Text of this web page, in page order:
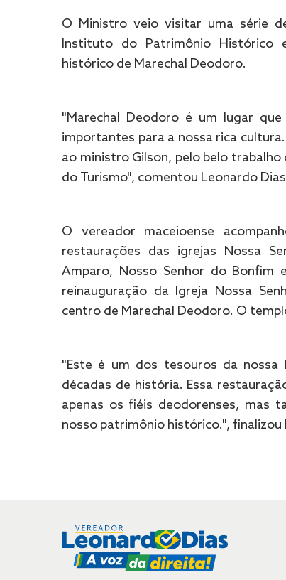
O Ministro veio visitar uma série
Instituto do Patrimônio Histórico
histórico de Marechal Deodoro.
"Marechal Deodoro é um lugar
importantes para a nossa rica
ao ministro Gilson, pelo belo
do Turismo", comentou Leonardo
O vereador maceioense
restaurações das igrejas Nossa
Amparo, Nosso Senhor do Bonfim
reinauguração da Igreja Nossa
centro de Marechal Deodoro. O
"Este é um dos tesouros da nossa
décadas de história. Essa
apenas os fiéis deodorenses, mas
nosso patrimônio histórico.", finalizou